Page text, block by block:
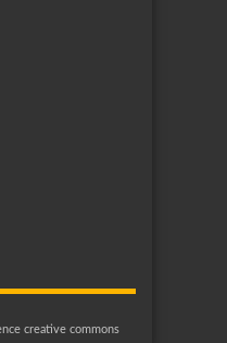
creative commons